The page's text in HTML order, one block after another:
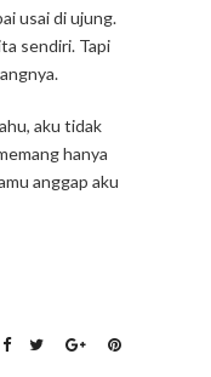
usai di ujung.
sendiri. Tapi
aku tidak
hanya
anggap aku